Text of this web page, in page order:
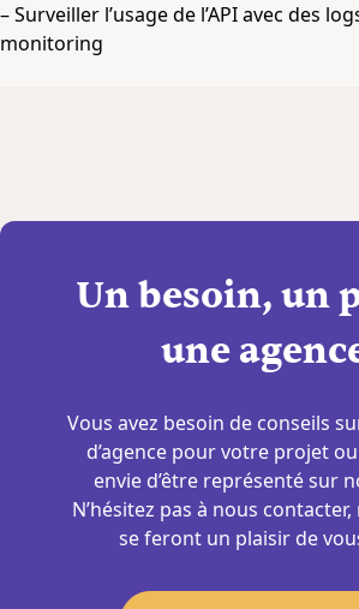
– Surveiller l’usage de l’API avec des
monitoring
Un besoin, un
une
Vous avez besoin de conseils
d’agence pour votre projet
envie d’être représenté sur
N’hésitez pas à nous
se feront un plaisir de